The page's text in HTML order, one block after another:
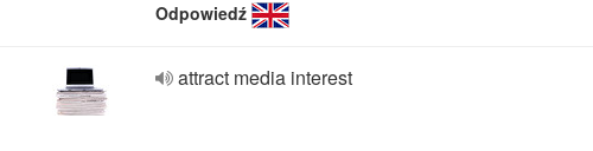
Odpowiedź
attract media interest